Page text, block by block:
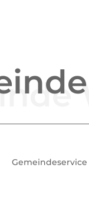
Gemeindeservice